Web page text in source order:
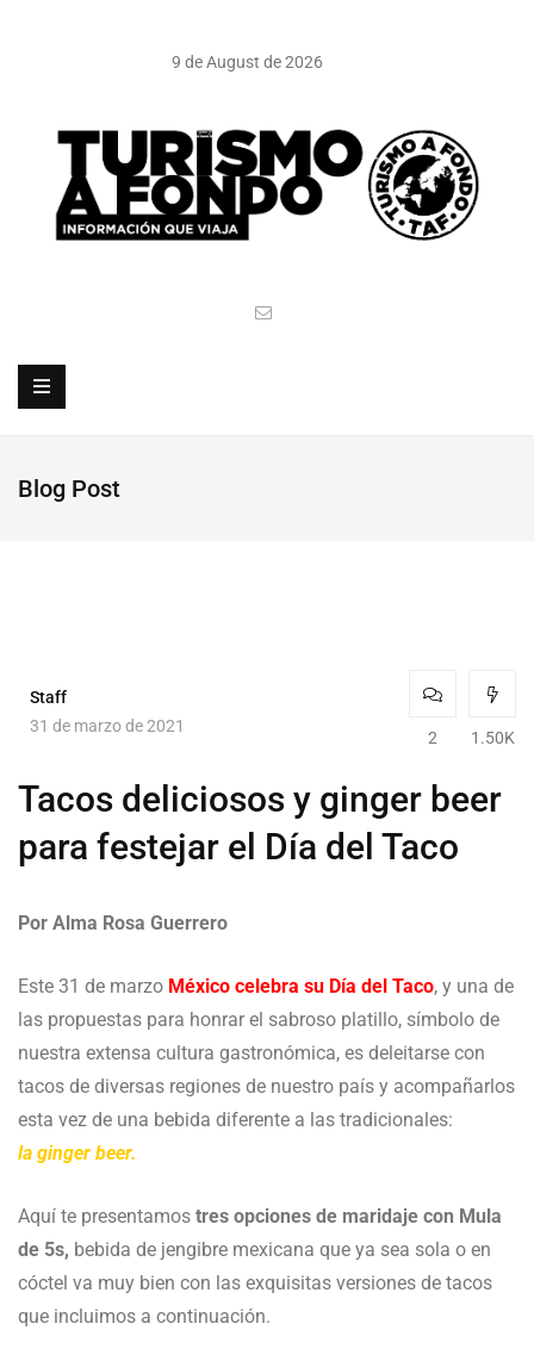
9 de August de 2026
Blog Post
Staff
31 de marzo de 2021
2 1.50K
Tacos deliciosos y ginger beer
para festejar el Día del Taco
Por Alma Rosa Guerrero
Este 31 de marzo México celebra su Día del Taco, y una de
las propuestas para honrar el sabroso platillo, símbolo de
nuestra extensa cultura gastronómica, es deleitarse con
tacos de diversas regiones de nuestro país y acompañarlos
esta vez de una bebida diferente a las tradicionales:
la ginger beer.
Aquí te presentamos tres opciones de maridaje con Mula
de 5s, bebida de jengibre mexicana que ya sea sola o en
cóctel va muy bien con las exquisitas versiones de tacos
que incluimos a continuación.